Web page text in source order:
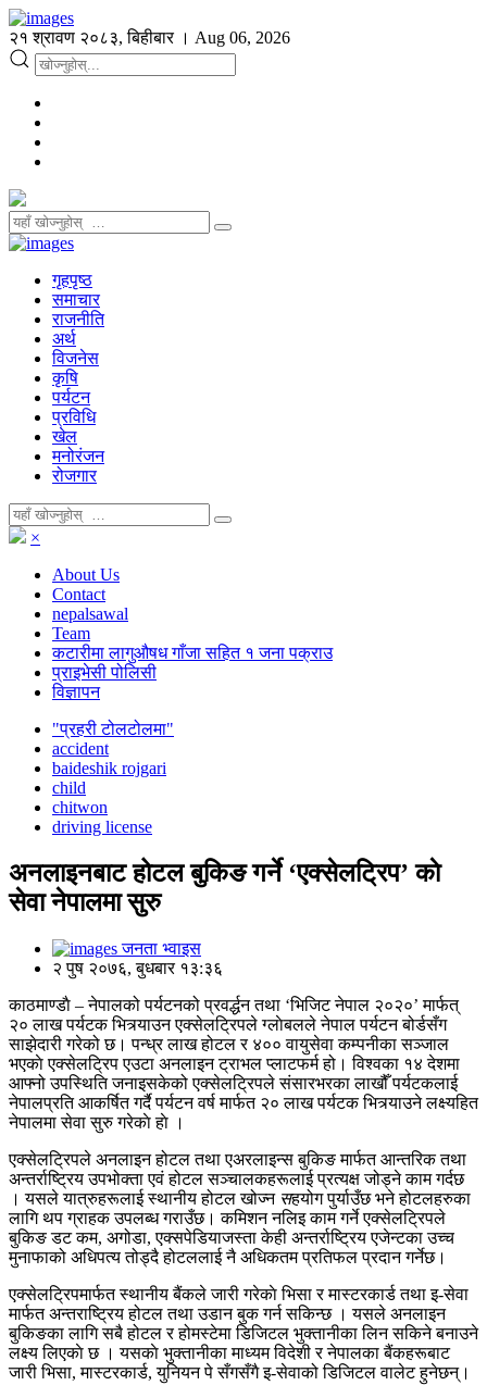
२१ श्रावण २०८३, बिहीबार । Aug 06, 2026
गृहपृष्ठ
समाचार
राजनीति
अर्थ
विजनेस
कृषि
पर्यटन
प्रविधि
खेल
मनोरंजन
रोजगार
×
About Us
Contact
nepalsawal
Team
कटारीमा लागुऔषध गाँजा सहित १ जना पक्राउ
प्राइभेसी पोलिसी
विज्ञापन
"प्रहरी टोलटोलमा"
accident
baideshik rojgari
child
chitwon
driving license
अनलाइनबाट होटल बुकिङ गर्ने ‘एक्सेलट्रिप’ काे
सेवा नेपालमा सुरु
जनता भ्वाइस
२ पुष २०७६, बुधबार १३:३६
काठमाण्डाै – नेपालको पर्यटनको प्रवर्द्धन तथा ‘भिजिट नेपाल २०२०’ मार्फत्
२० लाख पर्यटक भित्र्याउन एक्सेलट्रिपले ग्लाेबलले नेपाल पर्यटन बोर्डसँग
साझेदारी गरेको छ। पन्ध्र लाख होटल र ४०० वायुसेवा कम्पनीका सञ्जाल
भएकाे एक्सेलट्रिप एउटा अनलाइन ट्राभल प्लाटफर्म हो। विश्वका १४ देशमा
आफ्नो उपस्थिति जनाइसकेको एक्सेलट्रिपले संसारभरका लाखौँ पर्यटकलाई
नेपालप्रति आकर्षित गर्दै पर्यटन वर्ष मार्फत २० लाख पर्यटक भित्र्याउने लक्ष्यहित
नेपालमा सेवा सुरु गरेकाे हाे ।
एक्सेलट्रिपले अनलाइन होटल तथा एअरलाइन्स बुकिङ मार्फत आन्तरिक तथा
अन्तर्राष्ट्रिय उपभोक्ता एवं होटल सञ्चालकहरूलाई प्रत्यक्ष जोड्ने काम गर्दछ
। यसले यात्रुहरूलाई स्थानीय होटल खोज्नसहयोग पुर्याउँछ भने होटलहरुका
लागि थप ग्राहक उपलब्ध गराउँछ। कमिशन नलिइ काम गर्ने एक्सेलट्रिपले
बुकिङ डट कम, अगोडा, एक्सपेडियाजस्ता केही अन्तर्राष्ट्रिय एजेन्टका उच्च
मुनाफाको अधिपत्य तोड्दै होटललाई नै अधिकतम प्रतिफल प्रदान गर्नेछ।
एक्सेलट्रिपमार्फत स्थानीय बैंकले जारी गरेकाे भिसा र मास्टरकार्ड तथा इ-सेवा
मार्फत अन्तराष्ट्रिय होटल तथा उडान बुक गर्न सकिन्छ । यसले अनलाइन
बुकिङका लागि सबै होटल र होमस्टेमा डिजिटल भुक्तानीका लिन सकिने बनाउने
लक्ष्य लिएकाे छ । यसकाे भुक्तानीका माध्यम विदेशी र नेपालका बैंकहरूबाट
जारी भिसा, मास्टरकार्ड, युनियन पे सँगसँगै इ-सेवाको डिजिटल वालेट हुनेछन्।